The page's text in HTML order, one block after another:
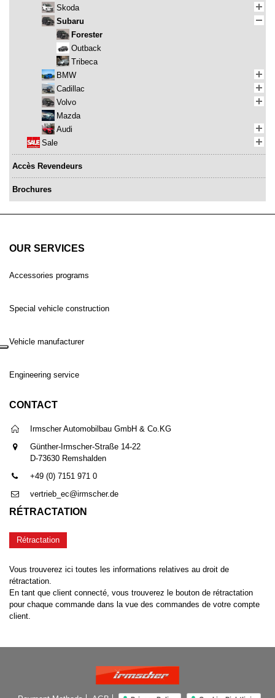
Skoda
Subaru
Forester
Outback
Tribeca
BMW
Cadillac
Volvo
Mazda
Audi
Sale
Accès Revendeurs
Brochures
OUR SERVICES
Accessories programs
Special vehicle construction
Vehicle manufacturer
Engineering service
CONTACT
Irmscher Automobilbau GmbH & Co.KG
Günther-Irmscher-Straße 14-22
D-73630 Remshalden
+49 (0) 7151 971 0
vertrieb_ec@irmscher.de
RÉTRACTATION
Rétractation
Vous trouverez ici toutes les informations relatives au droit de
rétractation.
En tant que client connecté, vous trouverez le bouton de rétractation
pour chaque commande dans la vue des commandes de votre compte
client.